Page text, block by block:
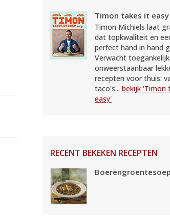
Timon takes it easy
Timon Michiels laat
dat topkwaliteit en
perfect hand in hand
Verwacht
onweerstaanbaar
recepten voor thuis:
taco's... bekijk 'Timon
easy'
RECENT BEKEKEN RECEPTEN
Boerengroentesoep